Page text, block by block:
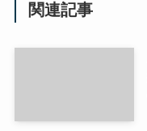
関連記事